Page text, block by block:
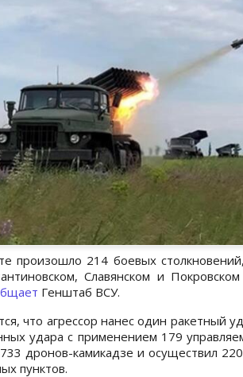
произошло 214 боевых
Славянском и
Генштаб ВСУ.
что агрессор нанес один ракетный
удара с применением 179
дронов-камикадзе и осуществил
пунктов.